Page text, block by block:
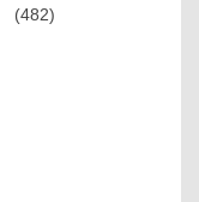
(482)